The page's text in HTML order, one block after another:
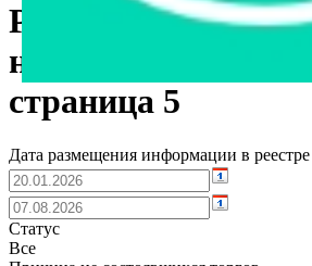
Реестр
непроведенных
страница 5
Дата размещения информации в реестре
Статус
Все